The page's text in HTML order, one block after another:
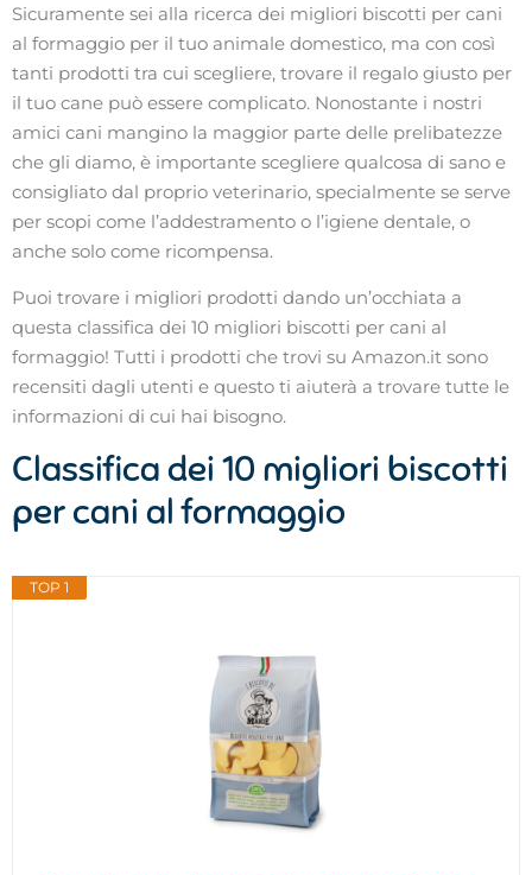
Sicuramente sei alla ricerca dei migliori biscotti per cani
al formaggio per il tuo animale domestico, ma con così
tanti prodotti tra cui scegliere, trovare il regalo giusto per
il tuo cane può essere complicato. Nonostante i nostri
amici cani mangino la maggior parte delle prelibatezze
che gli diamo, è importante scegliere qualcosa di sano e
consigliato dal proprio veterinario, specialmente se serve
per scopi come l’addestramento o l’igiene dentale, o
anche solo come ricompensa.
Puoi trovare i migliori prodotti dando un’occhiata a
questa classifica dei 10 migliori biscotti per cani al
formaggio! Tutti i prodotti che trovi su Amazon.it sono
recensiti dagli utenti e questo ti aiuterà a trovare tutte le
informazioni di cui hai bisogno.
Classifica dei 10 migliori biscotti
per cani al formaggio
TOP 1